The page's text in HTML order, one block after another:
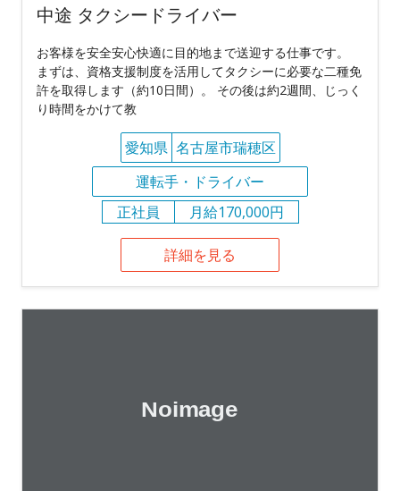
中途 タクシードライバー
お客様を安全安心快適に目的地まで送迎する仕事です。
まずは、資格支援制度を活用してタクシーに必要な二種免
許を取得します（約10日間）。 その後は約2週間、じっく
り時間をかけて教
愛知県 名古屋市瑞穂区
運転手・ドライバー
正社員
月給170,000円
詳細を見る